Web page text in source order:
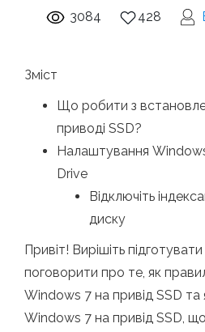
3084 428
Зміст
Що робити з
приводі SSD?
Налаштування
Drive
Відключіть
диску
Привіт! Вирішіть
поговорити про те, як
Windows 7 на привід SSD
Windows 7 на привід SSD,